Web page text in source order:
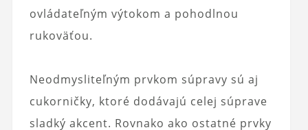
ovládateľným výtokom a pohodlnou
rukoväťou.
Neodmysliteľným prvkom súpravy sú aj
cukorničky, ktoré dodávajú celej súprave
sladký akcent. Rovnako ako ostatné prvky